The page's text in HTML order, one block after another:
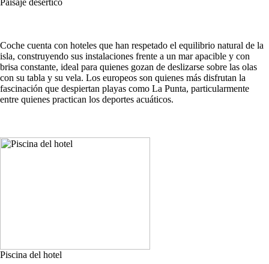
Paisaje desértico
Coche cuenta con hoteles que han respetado el equilibrio natural de la
isla, construyendo sus instalaciones frente a un mar apacible y con
brisa constante, ideal para quienes gozan de deslizarse sobre las olas
con su tabla y su vela. Los europeos son quienes más disfrutan la
fascinación que despiertan playas como La Punta, particularmente
entre quienes practican los deportes acuáticos.
Piscina del hotel